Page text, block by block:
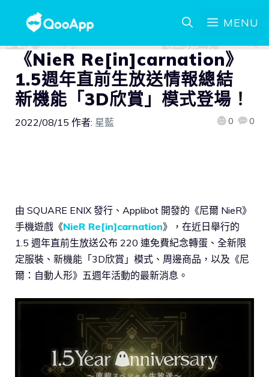
MENU
《NieR Re[in]carnation》
1.5週年直前生放送情報總結
新機能「3D欣賞」模式登場！
2022/08/15 作者: 星藍 0 0
由 SQUARE ENIX 發行、Applibot 開發的《尼爾 NieR》
手機遊戲《NieR Re[in]carnation》，在近日舉行的
1.5 週年直前生放送公布 220 連免費紀念轉蛋、全新限
定服裝、新機能「3D欣賞」模式、周邊商品，以及《尼
爾：自動人形》五週年活動的最新消息。